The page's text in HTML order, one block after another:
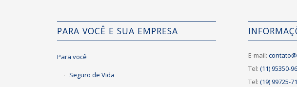
PARA VOCÊ E SUA EMPRESA
Para você
Seguro de Vida
E-mail:
Tel:(11) 95350-
Tel:(19) 99725-